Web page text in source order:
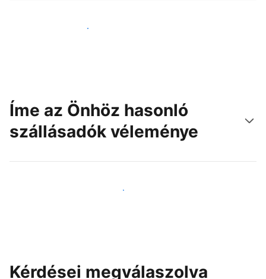
Érjen el új vendégeket még ma
Íme az Önhöz hasonló
szállásadók véleménye
Csatlakozzon Önhöz hasonló szállásadókhoz
Kérdései megválaszolva